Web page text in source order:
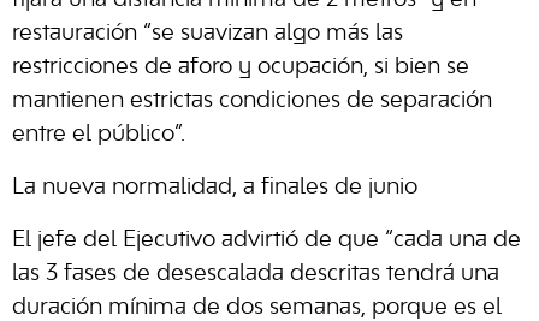
restauración “se suavizan algo más las
restricciones de aforo y ocupación, si bien se
mantienen estrictas condiciones de separación
entre el público”.
La nueva normalidad, a finales de junio
El jefe del Ejecutivo advirtió de que “cada una de
las 3 fases de desescalada descritas tendrá una
duración mínima de dos semanas, porque es el